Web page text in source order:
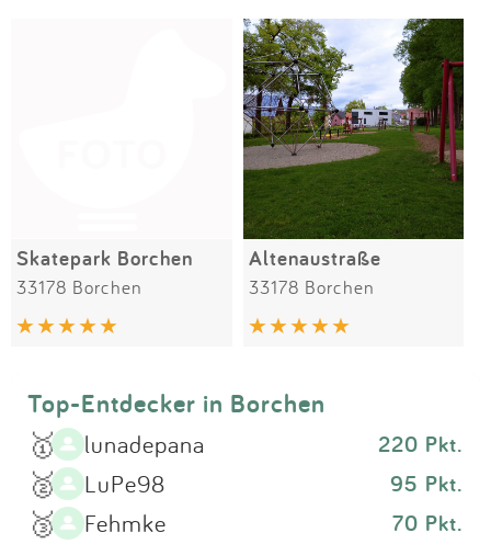
Anmelden
SPIELGERÄTE
Skatepark Borchen
33178 Borchen
Altenaustraße
33178 Borchen
Top-Entdecker in Borchen
🥇 lunadepana 220 Pkt.
🥈 LuPe98 95 Pkt.
🥉 Fehmke 70 Pkt.